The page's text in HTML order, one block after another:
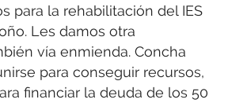
para la rehabilitación del IES
Les damos otra
vía enmienda. Concha
para conseguir recursos,
financiar la deuda de los 50